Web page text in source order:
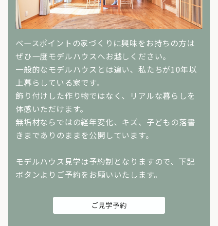
ベースポイントの家づくりに興味をお持ちの方は
ぜひ一度モデルハウスへお越しください。
一般的なモデルハウスとは違い、私たちが10年以
上暮らしている家です。
飾り付けした作り物ではなく、リアルな暮らしを
体感いただけます。
無垢材ならではの経年変化、キズ、子どもの落書
きまでありのままを公開しています。
モデルハウス見学は予約制となりますので、下記
ボタンよりご予約をお願いいたします。
ご見学予約